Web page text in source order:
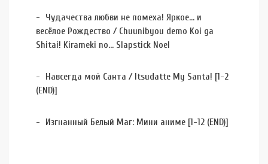
Чудачества любви не помеха! Яркое… и
весёлое Рождество / Chuunibyou demo Koi ga
Shitai! Kirameki no… Slapstick Noel
Навсегда мой Санта / Itsudatte My Santa! [1-2
(END)]
Изгнанный Белый Маг: Мини аниме [1-12 (END)]